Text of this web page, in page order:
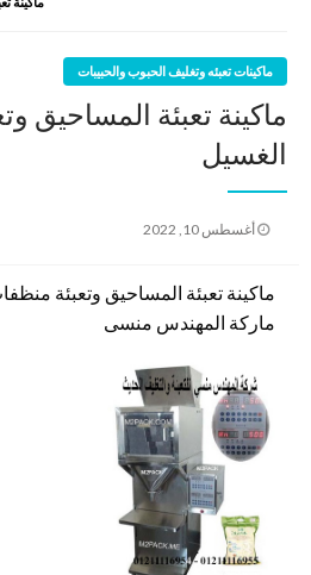
ماكينات تعبئه وتغليف الحبوب والحبيبات
ماكينة تعبئة المساحيق
الغسيل
نُشر
أغسطس 10, 2022
ماركة المهندس منسى